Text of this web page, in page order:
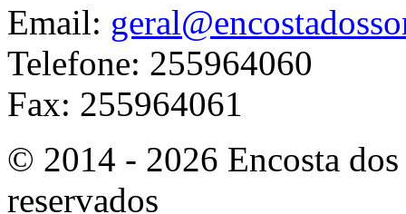
Email:
Telefone: 255964060
Fax: 255964061
© 2014 - 2026 Encosta
reservados